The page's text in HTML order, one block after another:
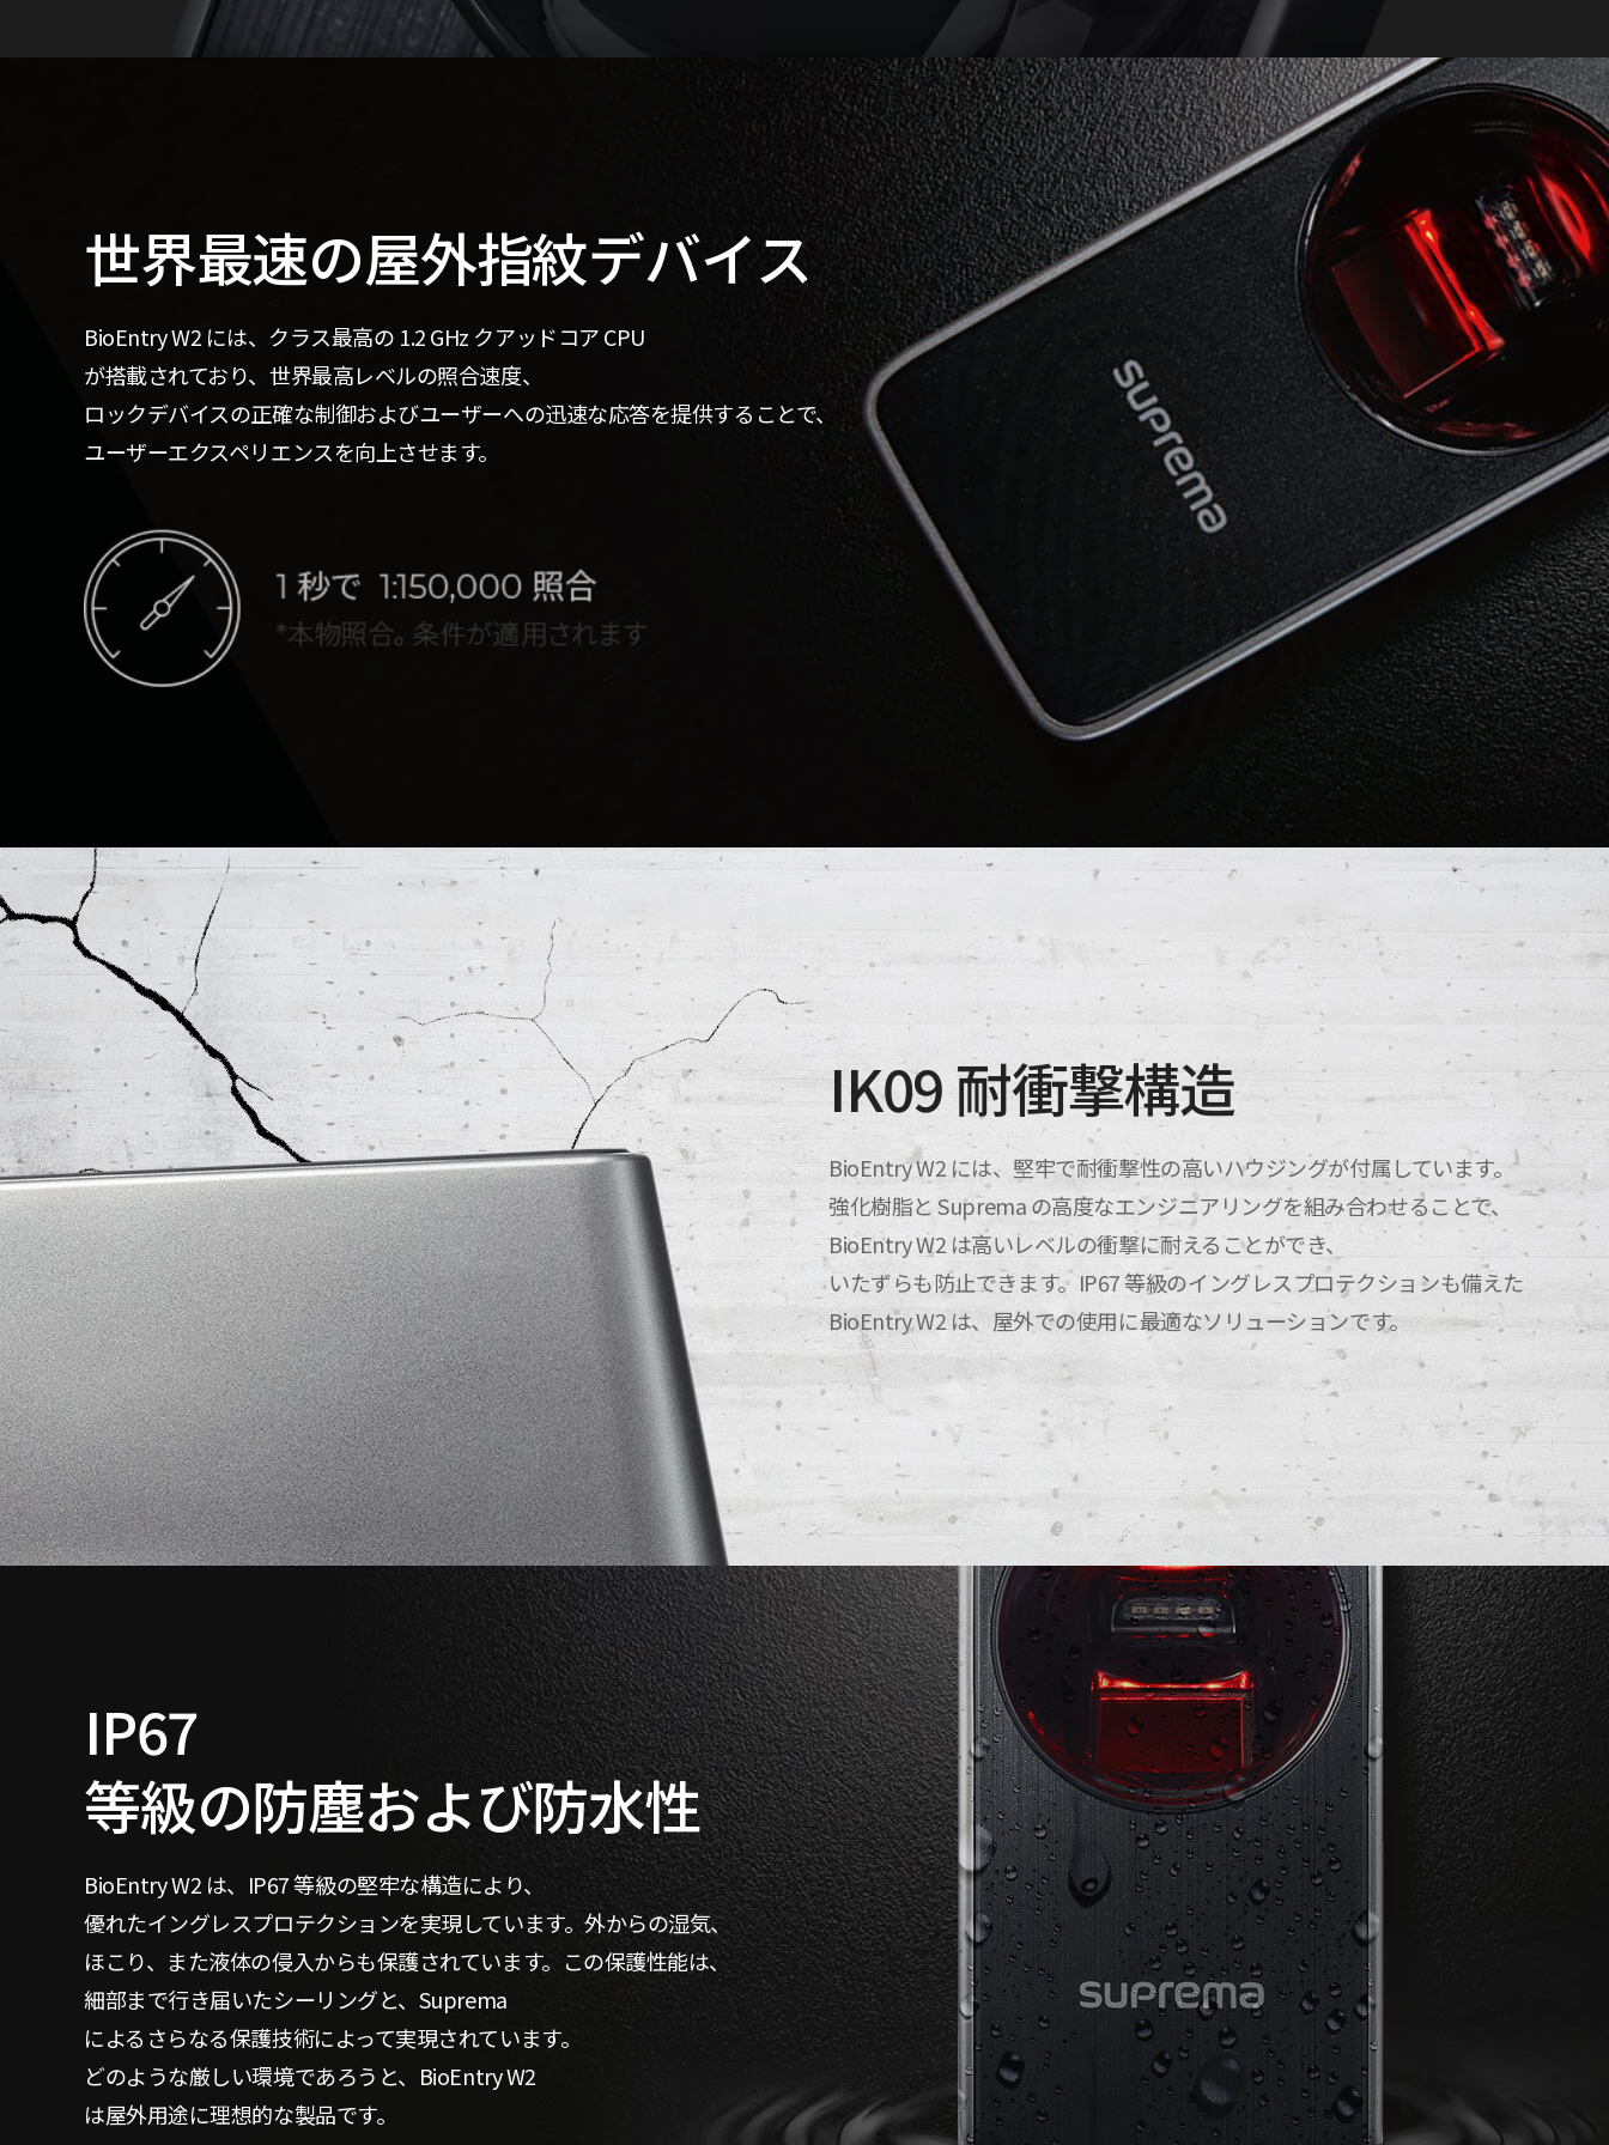
世界最速の屋外指紋デバイス
BioEntry W2 には、クラス最高の 1.2 GHz クアッドコア CPU
が搭載されており、世界最高レベルの照合速度、
ロックデバイスの正確な制御およびユーザーへの迅速な応答を提供することで、
ユーザーエクスペリエンスを向上させます。
IK09 耐衝撃構造
BioEntry W2 には、堅牢で耐衝撃性の高いハウジングが付属しています。
強化樹脂と Suprema の高度なエンジニアリングを組み合わせることで、
BioEntry W2 は高いレベルの衝撃に耐えることができ、
いたずらも防止できます。IP67 等級のイングレスプロテクションも備えた
BioEntry W2 は、屋外での使用に最適なソリューションです。
IP67
等級の防塵および防水性
BioEntry W2 は、IP67 等級の堅牢な構造により、
優れたイングレスプロテクションを実現しています。外からの湿気、
ほこり、また液体の侵入からも保護されています。この保護性能は、
細部まで行き届いたシーリングと、Suprema
によるさらなる保護技術によって実現されています。
どのような厳しい環境であろうと、BioEntry W2
は屋外用途に理想的な製品です。